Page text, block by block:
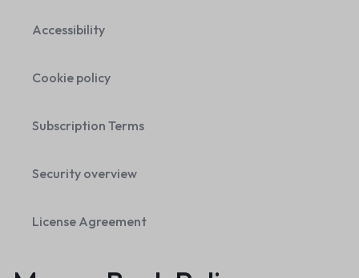
Accessibility
Cookie policy
Subscription Terms
Security overview
License Agreement